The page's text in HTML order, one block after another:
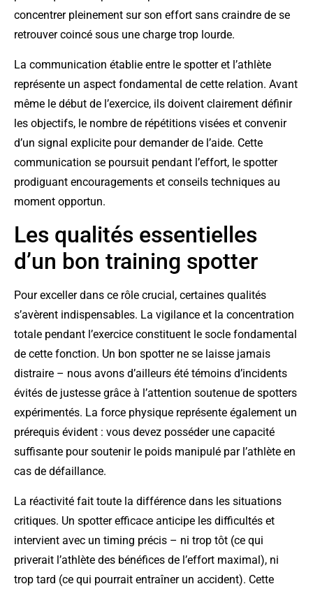
concentrer pleinement sur son effort sans craindre de se
retrouver coincé sous une charge trop lourde.
La communication établie entre le spotter et l’athlète
représente un aspect fondamental de cette relation. Avant
même le début de l’exercice, ils doivent clairement définir
les objectifs, le nombre de répétitions visées et convenir
d’un signal explicite pour demander de l’aide. Cette
communication se poursuit pendant l’effort, le spotter
prodiguant encouragements et conseils techniques au
moment opportun.
Les qualités essentielles
d’un bon training spotter
Pour exceller dans ce rôle crucial, certaines qualités
s’avèrent indispensables. La vigilance et la concentration
totale pendant l’exercice constituent le socle fondamental
de cette fonction. Un bon spotter ne se laisse jamais
distraire – nous avons d’ailleurs été témoins d’incidents
évités de justesse grâce à l’attention soutenue de spotters
expérimentés. La force physique représente également un
prérequis évident : vous devez posséder une capacité
suffisante pour soutenir le poids manipulé par l’athlète en
cas de défaillance.
La réactivité fait toute la différence dans les situations
critiques. Un spotter efficace anticipe les difficultés et
intervient avec un timing précis – ni trop tôt (ce qui
priverait l’athlète des bénéfices de l’effort maximal), ni
trop tard (ce qui pourrait entraîner un accident). Cette